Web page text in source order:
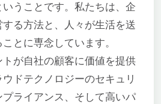
うことです。私たちは、企
る方法と、人々が生活を送
とに専念しています。
が自社の顧客に価値を提供
ドテクノロジーのセキュリ
ライアンス、そして高いパ